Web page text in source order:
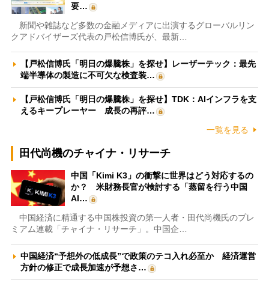
要…
新聞や雑誌など多数の金融メディアに出演するグローバルリン
クアドバイザーズ代表の戸松信博氏が、最新…
【戸松信博氏「明日の爆騰株」を探せ】レーザーテック：最先
端半導体の製造に不可欠な検査装…
【戸松信博氏「明日の爆騰株」を探せ】TDK：AIインフラを支
えるキープレーヤー 成長の再評…
一覧を見る
田代尚機のチャイナ・リサーチ
中国「Kimi K3」の衝撃に世界はどう対応するの
か？ 米財務長官が検討する「蒸留を行う中国
AI…
中国経済に精通する中国株投資の第一人者・田代尚機氏のプレ
ミアム連載「チャイナ・リサーチ」。中国企…
中国経済“予想外の低成長”で政策のテコ入れ必至か 経済運営
方針の修正で成長加速が予想さ…